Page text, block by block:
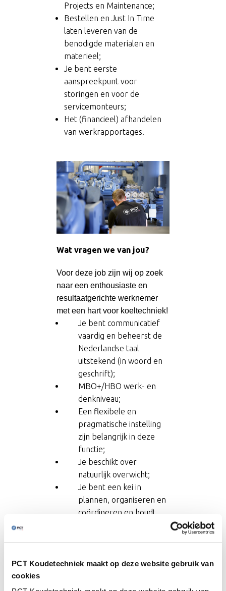
PCT Koudetechniek maakt op deze website gebruik van
cookies
Projects en Maintenance;
Bestellen en Just In Time
laten leveren van de
benodigde materialen en
materieel;
Je bent eerste
aanspreekpunt voor
storingen en voor de
servicemonteurs;
Het (financieel) afhandelen
van werkrapportages.
Wat vragen we van jou?
Voor deze job zijn wij op zoek
naar een enthousiaste en
resultaatgerichte werknemer
met een hart voor koeltechniek!
Je bent communicatief
vaardig en beheerst de
Nederlandse taal
uitstekend (in woord en
geschrift);
MBO+/HBO werk- en
denkniveau;
Een flexibele en
pragmatische instelling
zijn belangrijk in deze
functie;
Je beschikt over
natuurlijk overwicht;
Je bent een kei in
plannen, organiseren en
coördineren en houdt
gassen);
koudetechniek (NH3,